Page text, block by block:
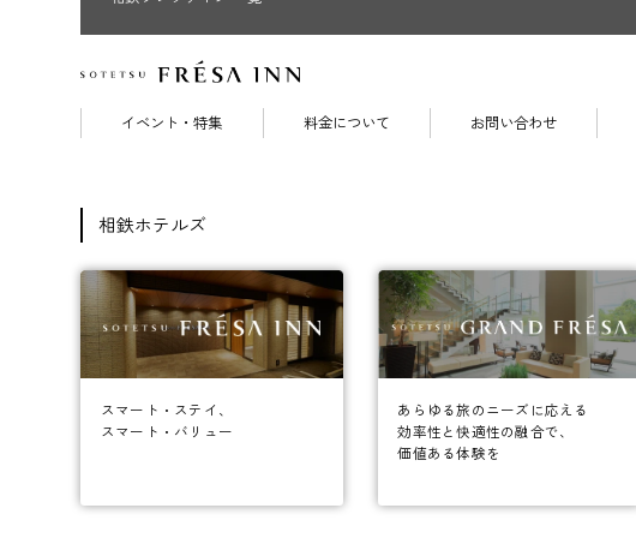
イベント・特集 料金について お問い合わせ
相鉄ホテルズ
スマート・ステイ、
スマート・バリュー
あらゆる旅のニーズに応える
効率性と快適性の融合で、
価値ある体験を